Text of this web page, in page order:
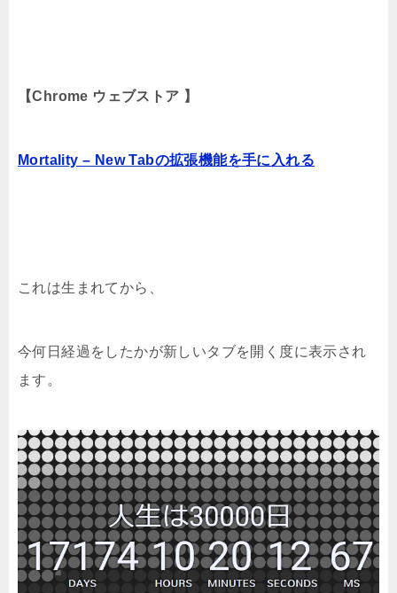
【Chrome ウェブストア 】
Mortality – New Tabの拡張機能を手に入れる
これは生まれてから、
今何日経過をしたかが新しいタブを開く度に表示され
ます。